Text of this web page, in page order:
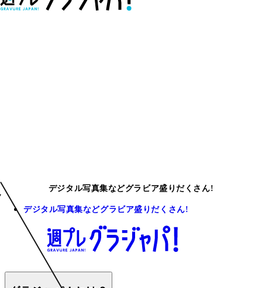
デジタル写真集などグラビア盛りだくさん!
デジタル写真集などグラビア盛りだくさん!